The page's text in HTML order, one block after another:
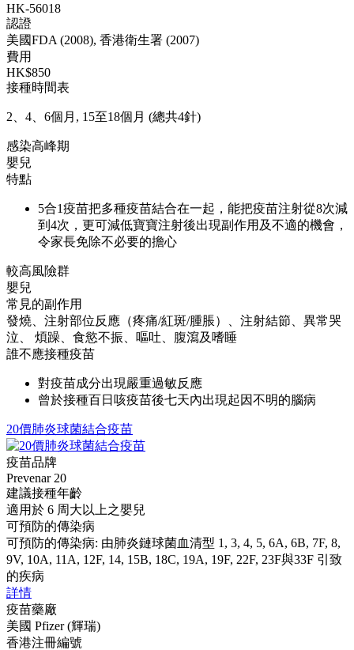
HK-56018
認證
美國FDA (2008), 香港衛生署 (2007)
費用
HK$850
接種時間表
2、4、6個月, 15至18個月 (總共4針)
感染高峰期
嬰兒
特點
5合1疫苗把多種疫苗結合在一起，能把疫苗注射從8次減
到4次，更可減低寶寶注射後出現副作用及不適的機會，
令家長免除不必要的擔心
較高風險群
嬰兒
常見的副作用
發燒、注射部位反應（疼痛/紅斑/腫脹）、注射結節、異常哭
泣、 煩躁、食慾不振、嘔吐、腹瀉及嗜睡
誰不應接種疫苗
對疫苗成分出現嚴重過敏反應
曾於接種百日咳疫苗後七天內出現起因不明的腦病
20價肺炎球菌結合疫苗
疫苗品牌
Prevenar 20
建議接種年齡
適用於 6 周大以上之嬰兒
可預防的傳染病
可預防的傳染病: 由肺炎鏈球菌血清型 1, 3, 4, 5, 6A, 6B, 7F, 8,
9V, 10A, 11A, 12F, 14, 15B, 18C, 19A, 19F, 22F, 23F與33F 引致
的疾病
詳情
疫苗藥廠
美國 Pfizer (輝瑞)
香港注冊編號